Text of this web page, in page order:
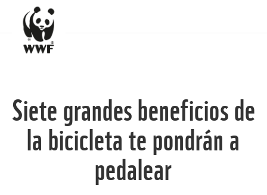
Siete grandes beneficios de
la bicicleta te pondrán a
pedalear